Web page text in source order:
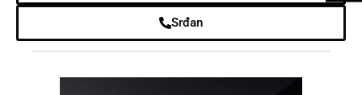
Srđan